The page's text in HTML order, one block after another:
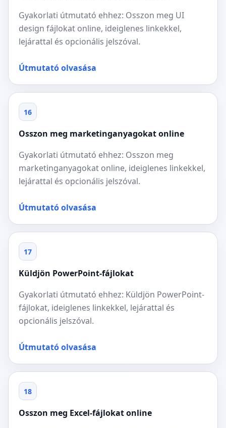
Gyakorlati útmutató ehhez: Osszon meg UI
design fájlokat online, ideiglenes linkekkel,
lejárattal és opcionális jelszóval.
Útmutató olvasása
16
Osszon meg marketinganyagokat online
Gyakorlati útmutató ehhez: Osszon meg
marketinganyagokat online, ideiglenes linkekkel,
lejárattal és opcionális jelszóval.
Útmutató olvasása
17
Küldjön PowerPoint-fájlokat
Gyakorlati útmutató ehhez: Küldjön PowerPoint-
fájlokat, ideiglenes linkekkel, lejárattal és
opcionális jelszóval.
Útmutató olvasása
18
Osszon meg Excel-fájlokat online